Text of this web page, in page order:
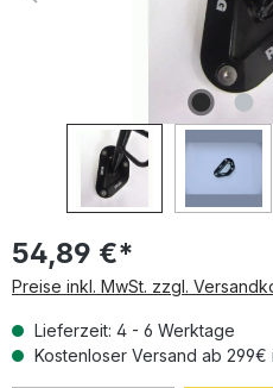
54,89 €*
Preise inkl. MwSt. zzgl.
Lieferzeit: 4 - 6 Werktage
Kostenloser Versand ab 299€